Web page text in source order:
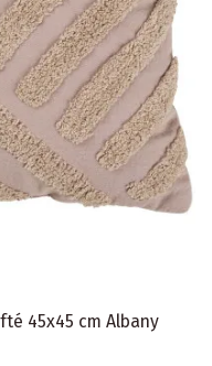
45x45 cm Albany